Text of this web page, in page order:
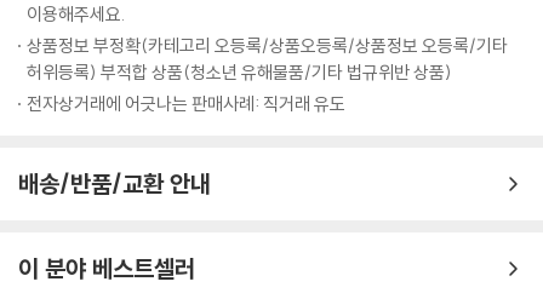
이용해주세요.
상품정보 부정확(카테고리 오등록/상품오등록/상품정보 오등록/기타
허위등록) 부적합 상품(청소년 유해물품/기타 법규위반 상품)
전자상거래에 어긋나는 판매사례: 직거래 유도
배송/반품/교환 안내
이 분야 베스트셀러